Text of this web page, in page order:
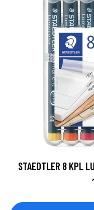
STAEDTLER 8 KPL